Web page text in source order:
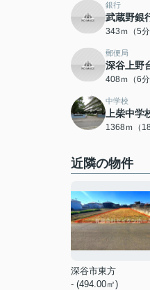
銀行
武蔵野銀
343ｍ（5分
郵便局
深谷上野
408ｍ（6分
中学校
上柴中学
1368ｍ（18
近隣の物件
深谷市東方
- (494.00㎡)